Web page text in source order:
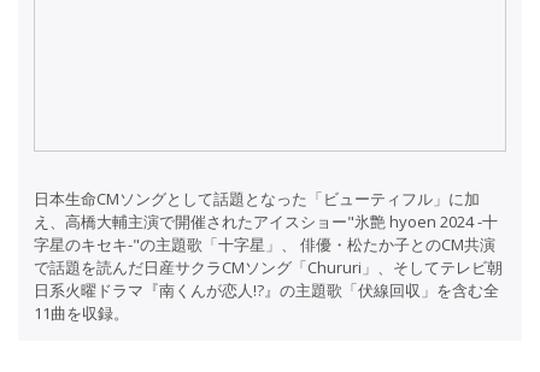
日本生命CMソングとして話題となった「ビューティフル」に加
え、高橋大輔主演で開催されたアイスショー"氷艶 hyoen 2024 -十
字星のキセキ-"の主題歌「十字星」、 俳優・松たか子とのCM共演
で話題を読んだ日産サクラCMソング「Chururi」、そしてテレビ朝
日系火曜ドラマ『南くんが恋人!?』の主題歌「伏線回収」を含む全
11曲を収録。